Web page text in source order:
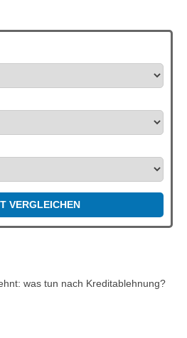
VERGLEICHEN
was tun nach Kreditablehnung?